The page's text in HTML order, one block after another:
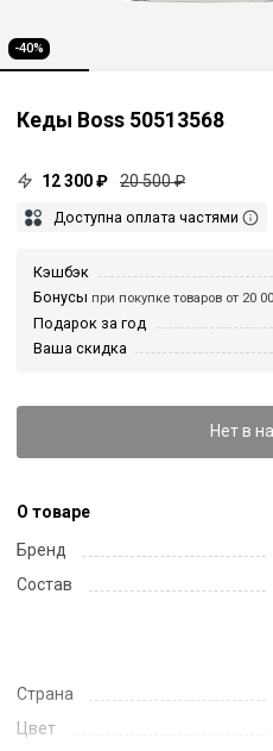
-40%
Кеды Boss 50513568
12 300 ₽ 20 500 ₽
Доступна оплата частями
Кэшбэк
Бонусы при покупке товаров от 20
Подарок за год
Ваша скидка
Нет в
О товаре
Бренд
Состав
Страна
Цвет